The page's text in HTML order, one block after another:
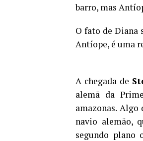
barro, mas
O fato de Diana
Antíope, é uma
A chegada de
alemã da
amazonas.
navio alemão,
segundo plano